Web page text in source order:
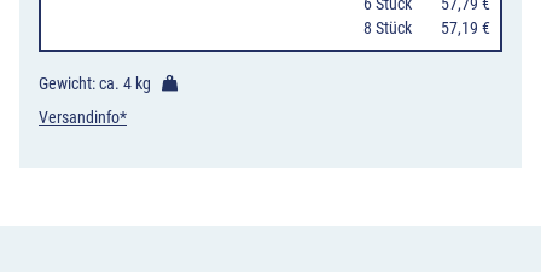
8 Stück 57,19 €
Gewicht: ca. 4 kg
Versandinfo*